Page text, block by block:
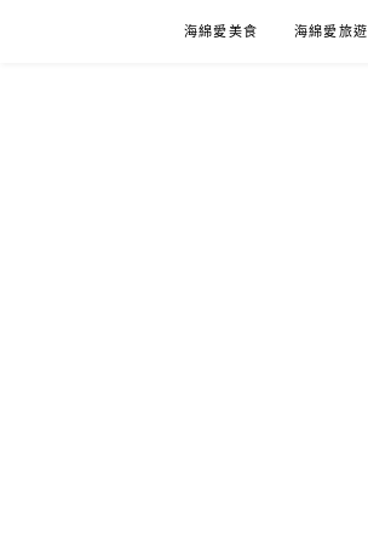
海綿愛美食 海綿愛旅遊